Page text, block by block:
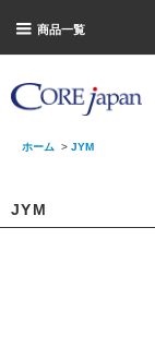
商品一覧
ホーム > JYM
JYM